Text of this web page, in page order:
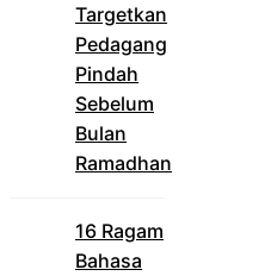
Targetkan
Pedagang
Pindah
Sebelum
Bulan
Ramadhan
16 Ragam
Bahasa